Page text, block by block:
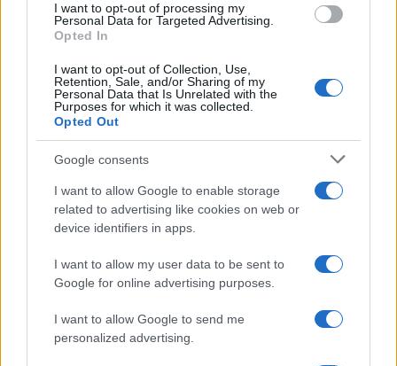
I want to opt-out of processing my
Personal Data for Targeted Advertising.
Opted In
I want to opt-out of Collection, Use,
Retention, Sale, and/or Sharing of my
Personal Data that Is Unrelated with the
Purposes for which it was collected.
Opted Out
Google consents
I want to allow Google to enable storage
related to advertising like cookies on web or
device identifiers in apps.
I want to allow my user data to be sent to
Google for online advertising purposes.
I want to allow Google to send me
personalized advertising.
Sigue leyendo
PERROS
Dónde ir a la playa con tu perro: normas y destinos